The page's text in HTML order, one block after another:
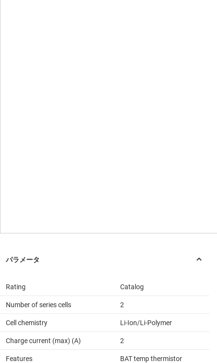
Rating Catalog
Number of series cells 2
Cell chemistry Li-Ion/Li-Polymer
Charge current (max) (A) 2
Features
BAT temp thermistor